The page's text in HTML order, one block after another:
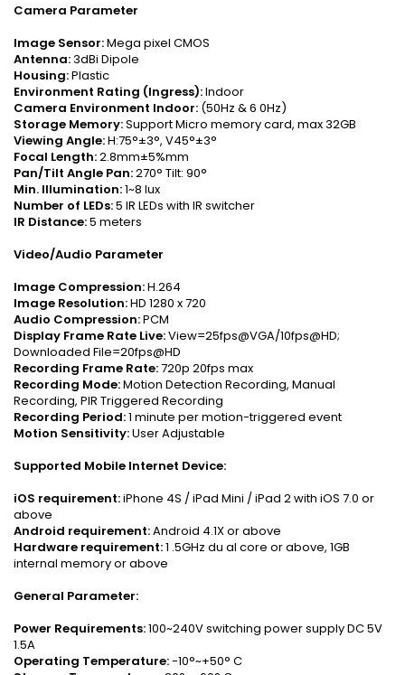
Camera Parameter
Image Sensor:Mega pixel CMOS
Antenna:3dBi Dipole
Housing:Plastic
Environment Rating (Ingress):Indoor
Camera Environment Indoor: (50Hz & 6 0Hz)
Storage Memory:Support Micro memory card, max 32GB
Viewing Angle:H:75°±3°, V45°±3°
Focal Length:2.8mm±5%mm
Pan/Tilt Angle Pan:270° Tilt: 90°
Min. Illumination:1~8 lux
Number of LEDs:5 IR LEDs with IR switcher
IR Distance:5 meters
Video/Audio Parameter
Image Compression:H.264
Image Resolution:HD 1280 x 720
Audio Compression:PCM
Display Frame Rate Live:View=25fps@VGA/10fps@HD;
Downloaded File=20fps@HD
Recording Frame Rate:720p 20fps max
Recording Mode:Motion Detection Recording, Manual
Recording, PIR Triggered Recording
Recording Period:1 minute per motion-triggered event
Motion Sensitivity:User Adjustable
Supported Mobile Internet Device:
iOS requirement:iPhone 4S / iPad Mini / iPad 2 with iOS 7.0 or
above
Android requirement:Android 4.1X or above
Hardware requirement:1 .5GHz du al core or above, 1GB
internal memory or above
General Parameter:
Power Requirements:100~240V switching power supply DC 5V
1.5A
Operating Temperature:-10°~+50° C